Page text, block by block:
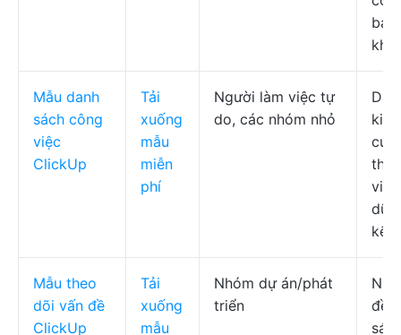
Mẫu danh
sách công
việc
ClickUp
Tải
xuống
mẫu
miễn
phí
Người làm việc tự
do, các nhóm nhỏ
dữ
kết
Mẫu theo
dõi vấn đề
ClickUp
Tải
xuống
mẫu
Nhóm dự án/phát
triển
đề,